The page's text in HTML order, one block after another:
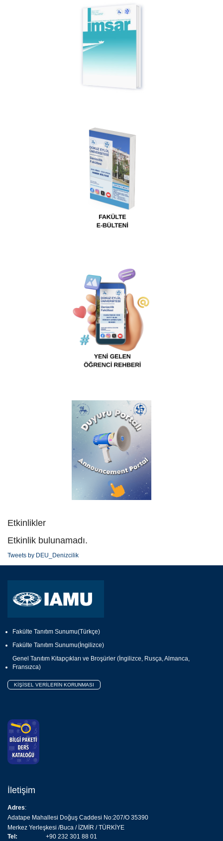
Etkinlikler
Etkinlik bulunamadı.
Tweets by DEU_Denizcilik
Fakülte Tanıtım Sunumu(Türkçe)
Fakülte Tanıtım Sunumu(İngilizce)
Genel Tanıtım Kitapçıkları ve Broşürler (İngilizce, Rusça, Almanca,
Fransızca)
KİŞİSEL VERİLERİN KORUNMASI
İletişim
Adres:
Adatape Mahallesi Doğuş Caddesi No:207/O 35390
Merkez Yerleşkesi /Buca / İZMİR / TÜRKİYE
Tel:
+90 232 301 88 01